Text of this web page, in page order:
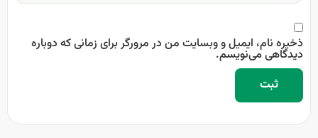
ذخیره نام، ایمیل و وبسایت من در مرورگر برای زمانی که دوباره
دیدگاهی می‌نویسم.